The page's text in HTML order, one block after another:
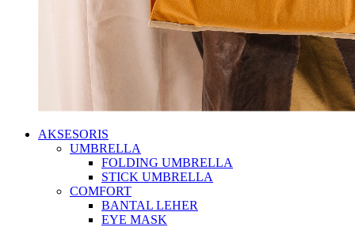
AKSESORIS
UMBRELLA
FOLDING UMBRELLA
STICK UMBRELLA
COMFORT
BANTAL LEHER
EYE MASK